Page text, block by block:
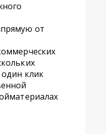
от
клик